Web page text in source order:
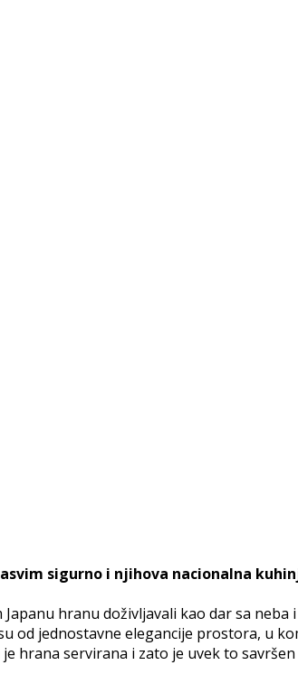
sigurno i njihova nacionalna
hranu doživljavali kao dar sa neba
od jednostavne elegancije prostora, u
hrana servirana i zato je uvek to